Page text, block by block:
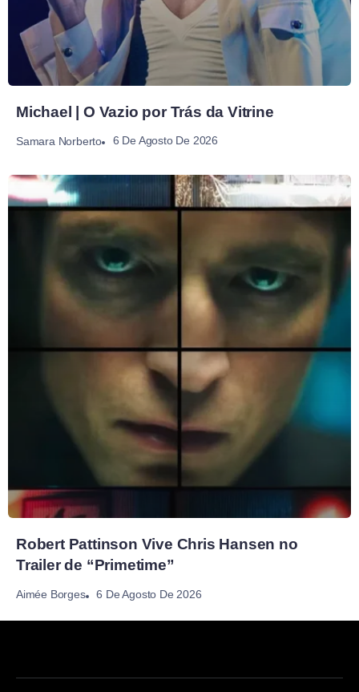
Michael | O Vazio por Trás da Vitrine
Samara Norberto 6 De Agosto De 2026
Robert Pattinson Vive Chris Hansen no
Trailer de “Primetime”
Aimée Borges 6 De Agosto De 2026